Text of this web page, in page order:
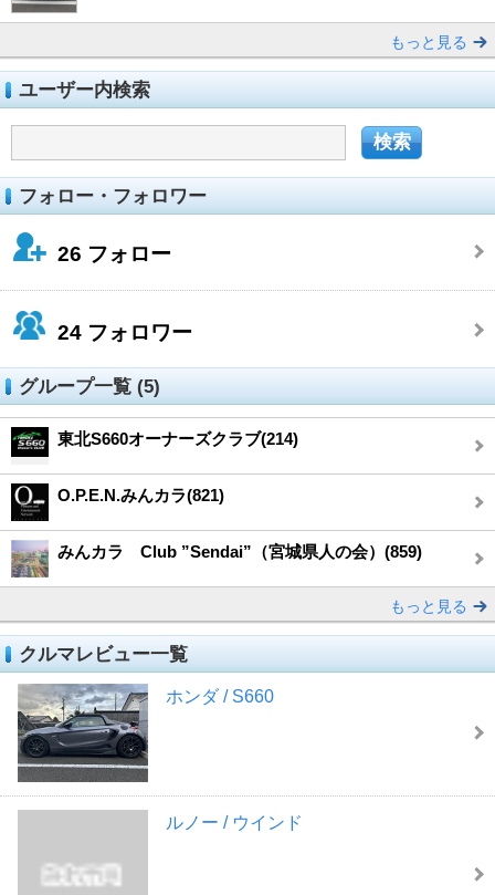
もっと見る
ユーザー内検索
フォロー・フォロワー
26 フォロー
24 フォロワー
グループ一覧 (5)
東北S660オーナーズクラブ(214)
O.P.E.N.みんカラ(821)
みんカラ Club ”Sendai”（宮城県人の会）(859)
もっと見る
クルマレビュー一覧
ホンダ / S660
ルノー / ウインド